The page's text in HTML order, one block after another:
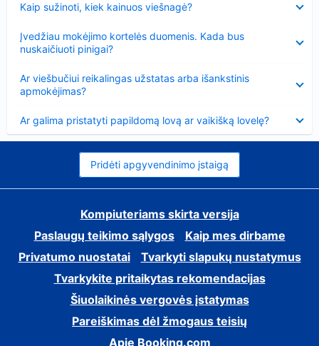
Kaip sužinoti, kiek kainuos viešnagė?
Įvedžiau mokėjimo kortelės duomenis. Kada bus
nuskaičiuoti pinigai?
Ar viešbučiui reikalingas užstatas arba išankstinis
apmokėjimas?
Ar galima pristatyti papildomą lovą ar vaikišką lovelę?
Pridėti apgyvendinimo įstaigą
Kompiuteriams skirta versija
Paslaugų teikimo sąlygos
Kaip mes dirbame
Privatumo nuostatai
Tvarkyti slapukų nustatymus
Tvarkykite pritaikytas rekomendacijas
Šiuolaikinės vergovės įstatymas
Pareiškimas dėl žmogaus teisių
Apie Booking.com